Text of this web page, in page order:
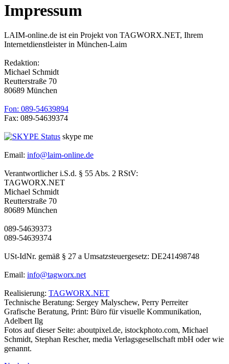
Impressum
LAIM-online.de ist ein Projekt von TAGWORX.NET, Ihrem
Internetdienstleister in München-Laim
Redaktion:
Michael Schmidt
Reutterstraße 70
80689 München
Fon: 089-54639894
Fax: 089-54639374
skype me
Email: info@laim-online.de
Verantwortlicher i.S.d. § 55 Abs. 2 RStV:
TAGWORX.NET
Michael Schmidt
Reutterstraße 70
80689 München
089-54639373
089-54639374
USt-IdNr. gemäß § 27 a Umsatzsteuergesetz: DE241498748
Email: info@tagworx.net
Realisierung: TAGWORX.NET
Technische Beratung: Sergey Malyschew, Perry Perreiter
Grafische Beratung, Print: Büro für visuelle Kommunikation,
Adelbert Ilg
Fotos auf dieser Seite: aboutpixel.de, istockphoto.com, Michael
Schmidt, Stephan Rescher, media Verlagsgesellschaft mbH oder wie
genannt.